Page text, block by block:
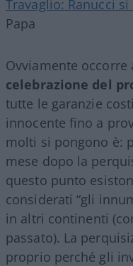
Travaglio: Ranucci
Papa
Ovviamente occorre
celebrazione del
tutte le garanzie
innocente fino a
molti si pongono è:
mese dopo la
questo punto
considerati “gli
in altri continenti
passato). La
proprio perché gli